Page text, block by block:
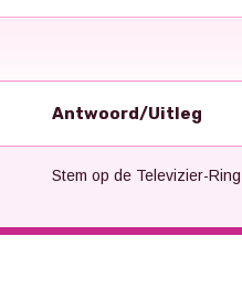
Antwoord/Uitleg
Stem op de Televizier-